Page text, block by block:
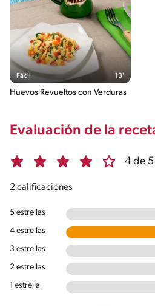
Fácil 13'
Huevos Revueltos con Verduras
Evaluación de la
4 de 5
2 calificaciones
5 estrellas
4 estrellas
3 estrellas
2 estrellas
1 estrella